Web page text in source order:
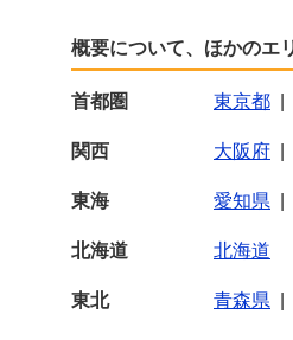
概要について、ほかのエ
首都圏 東京都
関西 大阪府
東海 愛知県
北海道 北海道
東北 青森県